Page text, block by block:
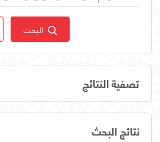
البحث
تصفية النتائج
نتائج البحث